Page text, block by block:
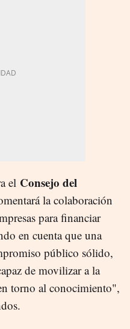
el Consejo del
la colaboración
para financiar
en cuenta que una
público sólido,
de movilizar a la
torno al conocimiento",